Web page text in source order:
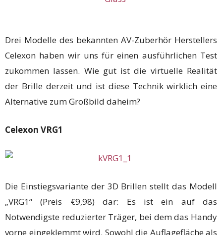
Drei Modelle des bekannten AV-Zuberhör Herstellers
Celexon haben wir uns für einen ausführlichen Test
zukommen lassen. Wie gut ist die virtuelle Realität
der Brille derzeit und ist diese Technik wirklich eine
Alternative zum Großbild daheim?
Celexon VRG1
Die Einstiegsvariante der 3D Brillen stellt das Modell
„VRG1“ (Preis €9,98) dar: Es ist ein auf das
Notwendigste reduzierter Träger, bei dem das Handy
vorne eingeklemmt wird. Sowohl die Auflagefläche als